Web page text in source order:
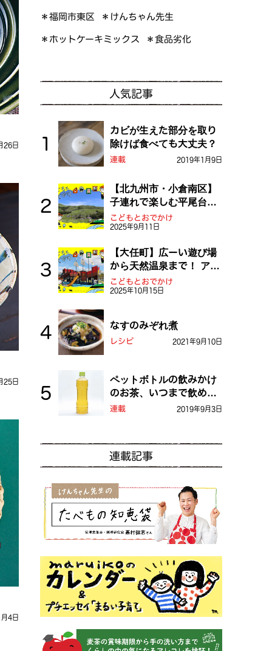
26日
25日
4日
＊福岡市東区 ＊けんちゃん先生
＊ホットケーキミックス ＊食品劣化
人気記事
カビが生えた部分を取り
除けば食べても大丈夫？
連載 2019年1月9日
【北九州市・小倉南区】
子連れで楽しむ平尾台！
ふしぎな草原や千仏鍾乳
洞を探検しよう！
こどもとおでかけ
2025年9月11日
【大任町】広ーい遊び場
から天然温泉まで！ アミ
ューズメントな道の駅・
おおとう桜街道
こどもとおでかけ
2025年10月15日
なすのみぞれ煮
レシピ 2021年9月10日
ペットボトルの飲みかけ
のお茶、いつまで飲め
る？
連載 2019年9月3日
連載記事